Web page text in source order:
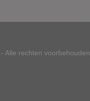
Alle rechten voorbehouden